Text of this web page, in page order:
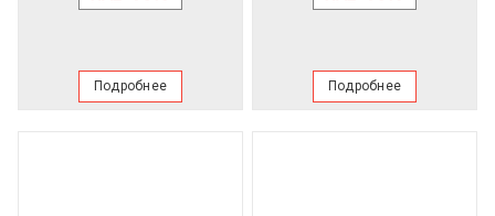
Подробнее Подробнее